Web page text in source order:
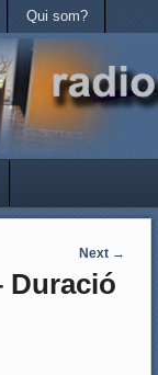
Qui som?
Next →
Duració